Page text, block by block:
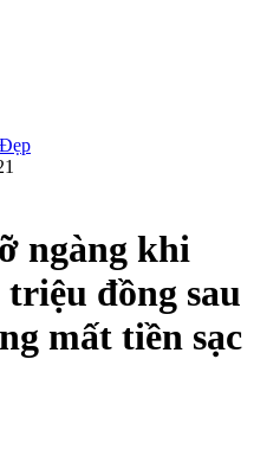
ngàng khi
đồng sau
mất tiền sạc